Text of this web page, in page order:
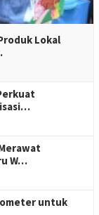
Lokal
W…
untuk